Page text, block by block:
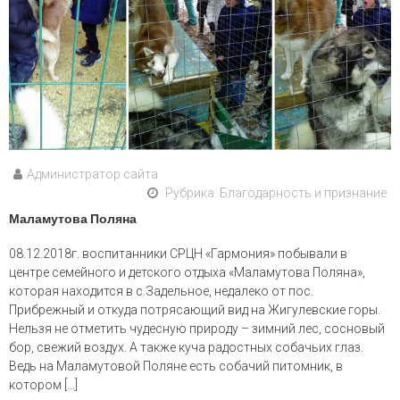
Администратор сайта
Рубрика: Благодарность и признание
Маламутова Поляна
08.12.2018г. воспитанники СРЦН «Гармония» побывали в
центре семейного и детского отдыха «Маламутова Поляна»,
которая находится в с.Задельное, недалеко от пос.
Прибрежный и откуда потрясающий вид на Жигулевские горы.
Нельзя не отметить чудесную природу – зимний лес, сосновый
бор, свежий воздух. А также куча радостных собачьих глаз.
Ведь на Маламутовой Поляне есть собачий питомник, в
котором […]